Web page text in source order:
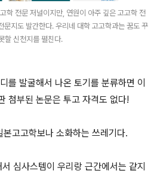
학 전문 저널이지만, 연원이 아주 깊은 고고학 전
문지도 발간한다. 우리네 대학 고고학과는 꿈도 꾸
할 신천지를 펼친다.
를 발굴해서 나온 토기를 분류하면 이
첨부된 논문은 투고 자격도 없다!
고고학보나 소화하는 쓰레기다.
심사스템이 우리랑 근간에서는 같지